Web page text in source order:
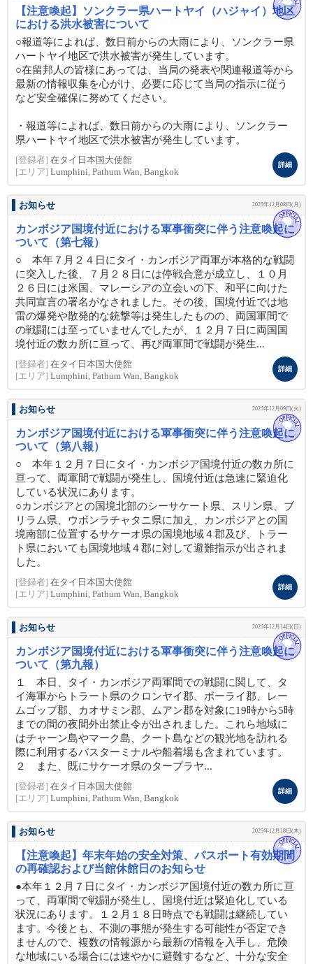
【注意喚起】ソンクラー県ハートヤイ（ハジャイ）地区
における洪水被害について
○報道等によれば、数日前からの大雨により、ソンクラー県
ハートヤイ地区で洪水被害が発生しています。
○在留邦人の皆様にあっては、当局の発表や関連報道等から
最新の情報収集を心がけ、必要に応じて当局の指示に従う
など安全確保に努めてください。
・報道等によれば、数日前からの大雨により、ソンクラー
県ハートヤイ地区で洪水被害が発生しています。
[登録者] 在タイ日本国大使館
[エリア] Lumphini, Pathum Wan, Bangkok
詳細
お知らせ 2025年12月08日(月)
カンボジア国境付近における軍事衝突に伴う注意喚起に
ついて（第七報）
○ 本年７月２４日にタイ・カンボジア両軍が本格的な戦闘
に突入した後、７月２８日には停戦合意が成立し、１０月
２６日には米国、マレーシアの立会いの下、和平に向けた
共同宣言の署名がなされました。その後、国境付近では地
雷の爆発や散発的な銃撃等は発生したものの、両国軍間で
の戦闘には至っていませんでしたが、１２月７日に両国国
境付近の数カ所に亘って、再び両軍間で戦闘が発生...
[登録者] 在タイ日本国大使館
[エリア] Lumphini, Pathum Wan, Bangkok
詳細
お知らせ 2025年12月09日(火)
カンボジア国境付近における軍事衝突に伴う注意喚起に
ついて（第八報）
○ 本年１２月７日にタイ・カンボジア国境付近の数カ所に
亘って、両軍間で戦闘が発生し、国境付近は急速に緊迫化
している状況にあります。
○カンボジアとの国境北部のシーサケート県、スリン県、ブ
リラム県、ウボンラチャタニ県に加え、カンボジアとの国
境南部に位置するサケーオ県の国境地域４郡及び、トラー
ト県においても国境地域４郡に対して避難指示が出されま
した。
[登録者] 在タイ日本国大使館
[エリア] Lumphini, Pathum Wan, Bangkok
詳細
お知らせ 2025年12月14日(日)
カンボジア国境付近における軍事衝突に伴う注意喚起に
ついて（第九報）
１ 本日、タイ・カンボジア両軍間での戦闘に関して、タ
イ海軍からトラート県のクロンヤイ郡、ボーライ郡、レー
ムゴップ郡、カオサミン郡、ムアン郡を対象に19時から5時
までの間の夜間外出禁止令が出されました。これら地域に
はチャーン島やマーク島、クート島などの観光地を訪れる
際に利用するバスターミナルや船着場も含まれています。
２ また、既にサケーオ県のタープラヤ...
[登録者] 在タイ日本国大使館
[エリア] Lumphini, Pathum Wan, Bangkok
詳細
お知らせ 2025年12月18日(木)
【注意喚起】年末年始の安全対策、パスポート有効期間
の再確認および当館休館日のお知らせ
●本年１２月７日にタイ・カンボジア国境付近の数カ所に亘
って、両軍間で戦闘が発生し、国境付近は緊迫化している
状況にあります。１２月１８日時点でも戦闘は継続してい
ます。今後とも、不測の事態が発生する可能性が否定でき
ませんので、複数の情報源から最新の情報を入手し、危険
な地域にいる場合には速やかに避難するなど、十分な安全